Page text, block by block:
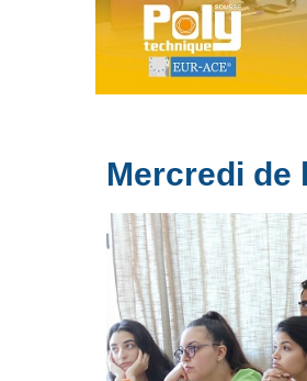
Mercredi de